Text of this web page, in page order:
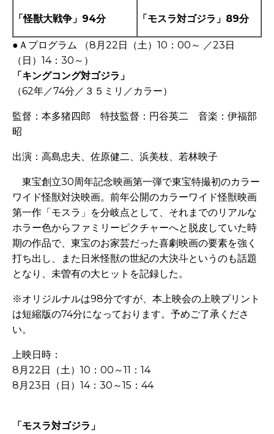
「怪獣大戦争」94分 「モスラ対ゴジラ」89分
●Ａプログラム （8月22 日（土） 10 ： 00 ～ ／23日
（日） 14： 30 ～ ）
「キングコング対ゴジラ」
（62年／74分／３５ミリ／カラー）
監督：本多猪四郎 特技監督：円谷英二 音楽：伊福部
昭
出演：高島忠夫、佐原健二、浜美枝、若林映子
東宝創立30周年記念映画第一弾で東宝特撮初のカラー
ワイド怪獣対決映画。前年公開のカラーワイド怪獣映画
第一作「モスラ」を分岐点として、それまでのリアルな
ホラー色からファミリーピクチャーへと脱皮していた時
期の作品で、東宝のお家芸だった喜劇映画の要素を強く
打ち出し、また日米怪獣の世紀の大決斗というのも話題
となり、未曽有の大ヒットを記録した。
※オリジルナルは98分ですが、本上映会の上映プリント
は短縮版の74分になっております。予めご了承くださ
い。
上映日時：
8月22 日（土） 10 ： 00 ～11 ： 14
8月23日（日） 14： 30 ～15 ： 44
「モスラ対ゴジラ」